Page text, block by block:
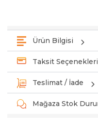
Ürün Bilgisi
Taksit Seçenekleri
Teslimat / İade
Mağaza Stok